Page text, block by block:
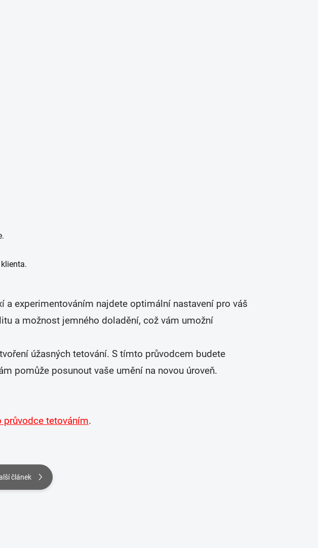
a experimentováním najdete optimální nastavení pro váš
a možnost jemného doladění, což vám umožní
úžasných tetování. S tímto průvodcem budete
pomůže posunout vaše umění na novou úroveň.
průvodce tetováním.
článek